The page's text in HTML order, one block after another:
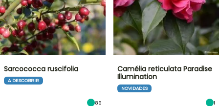
Sarcococca ruscifolia
A DESCOBRIR
86
Camélia reticulata Paradise
Illumination
NOVIDADES
1